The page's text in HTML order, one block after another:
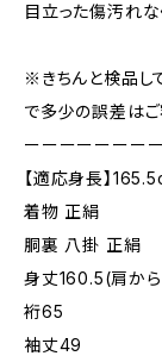
目立った傷汚れな
※きちんと検品し
で多少の誤差は
ーーーーーーー
【適応身長】
着物 正絹
胴裏 八掛 正絹
身丈160.5(肩か
裄65
袖丈49